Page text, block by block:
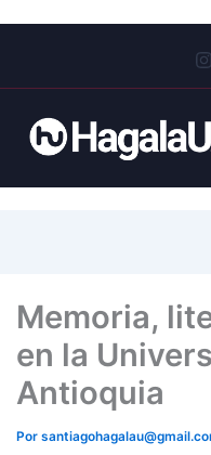
n
r
Memoria,
en la
Antioquia
Por